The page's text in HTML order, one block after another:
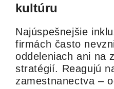
kultúru
Najúspešnejšie
firmách často
oddeleniach ani na
stratégií. Reagujú
zamestnanectva –